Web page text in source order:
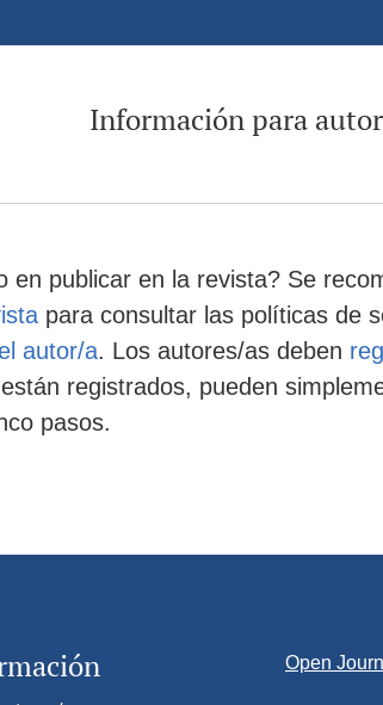
Información para
en publicar en la revista? Se
para consultar las políticas de
autor/a. Los autores/as deben
registrados, pueden
pasos.
Open